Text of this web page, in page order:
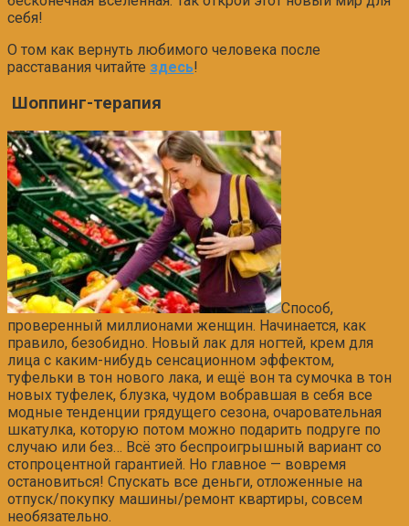
себя!
О том как вернуть любимого человека после
расставания читайте здесь!
Шоппинг-терапия
Способ,
проверенный миллионами женщин. Начинается, как
правило, безобидно. Новый лак для ногтей, крем для
лица с каким-нибудь сенсационном эффектом,
туфельки в тон нового лака, и ещё вон та сумочка в тон
новых туфелек, блузка, чудом вобравшая в себя все
модные тенденции грядущего сезона, очаровательная
шкатулка, которую потом можно подарить подруге по
случаю или без… Всё это беспроигрышный вариант со
стопроцентной гарантией. Но главное — вовремя
остановиться! Спускать все деньги, отложенные на
отпуск/покупку машины/ремонт квартиры, совсем
необязательно.